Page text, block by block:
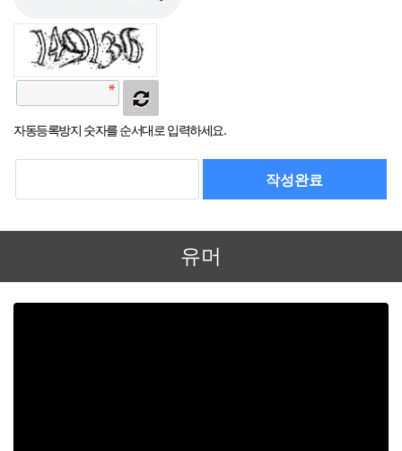
자동등록방지 숫자를 순서대로 입력하세요.
작성완료
유머